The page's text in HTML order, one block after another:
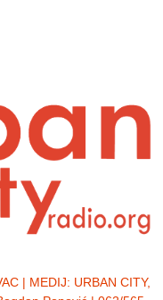
| MEDIJ: URBAN CITY,